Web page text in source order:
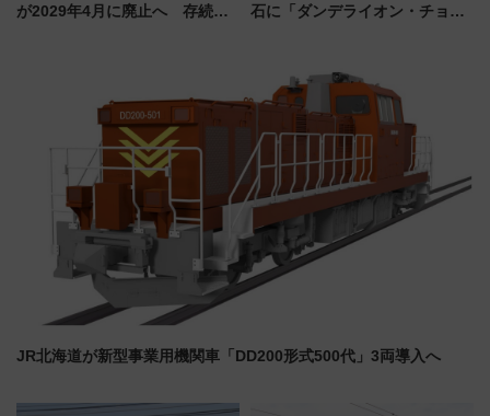
が2029年4月に廃止へ 存続協
石に「ダンデライオン・チョコ
くりとは？
JR北海道が新型事業用機関車「DD200形式500代」3両導入へ